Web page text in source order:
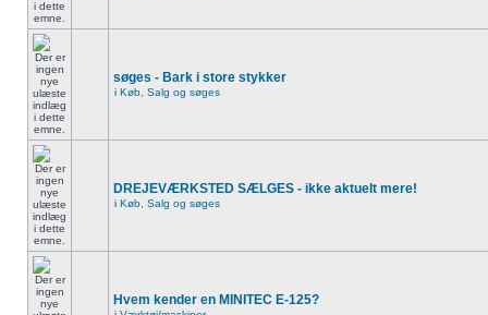
søges - Bark i store stykker
i Køb, Salg og søges
DREJEVÆRKSTED SÆLGES - ikke aktuelt mere!
i Køb, Salg og søges
Hvem kender en MINITEC E-125?